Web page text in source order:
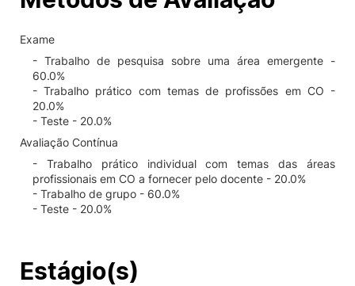
Exame
- Trabalho de pesquisa sobre uma área emergente -
60.0%
- Trabalho prático com temas de profissões em CO -
20.0%
- Teste - 20.0%
Avaliação Contínua
- Trabalho prático individual com temas das áreas
profissionais em CO a fornecer pelo docente - 20.0%
- Trabalho de grupo - 60.0%
- Teste - 20.0%
Estágio(s)